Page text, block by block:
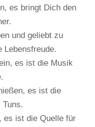
es bringt Dich den
und geliebt zu
Lebensfreude.
es ist die Musik
es ist die
Tuns.
es ist die Quelle für